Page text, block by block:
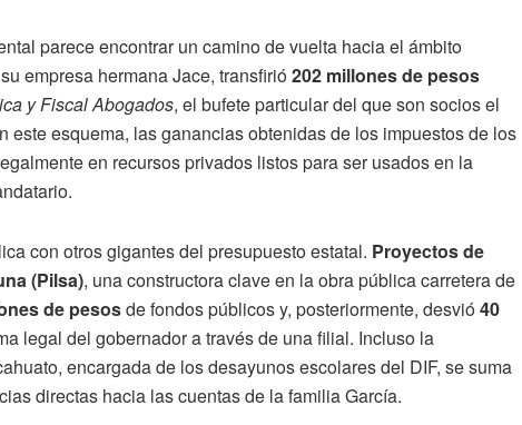
parece encontrar un camino de vuelta hacia el ámbito
empresa hermana Jace, transfirió202 millones de pesos
y Fiscal Abogados, el bufete particular del que son socios el
este esquema, las ganancias obtenidas de los impuestos de los
en recursos privados listos para ser usados en la
con otros gigantes del presupuesto estatal. Proyectos de
(Pilsa), una constructora clave en la obra pública carretera de
de pesosde fondos públicos y, posteriormente, desvió40
legal del gobernador a través de una filial. Incluso la
encargada de los desayunos escolares del DIF, se suma
directas hacia las cuentas de la familia García.